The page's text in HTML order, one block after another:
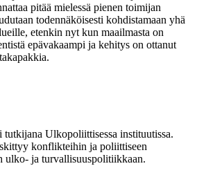
pitää mielessä pienen toimijan
todennäköisesti kohdistamaan yhä
etenkin nyt kun maailmasta on
epävakaampi ja kehitys on ottanut
Ulkopoliittisessa instituutissa.
konflikteihin ja poliittiseen
ulko- ja turvallisuuspolitiikkaan.